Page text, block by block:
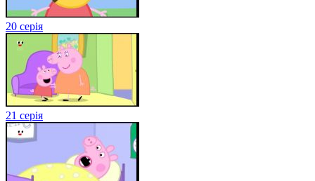
20 серія
21 серія